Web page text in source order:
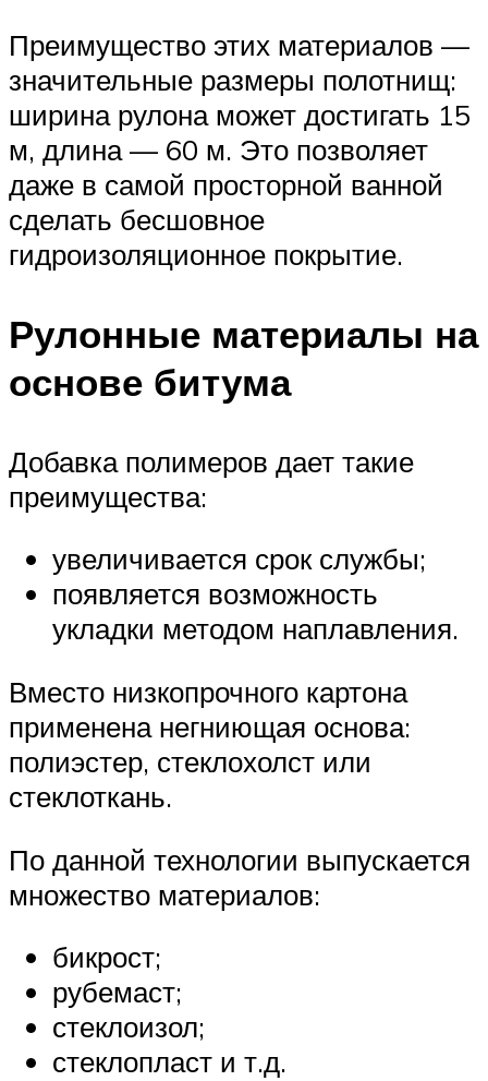
Преимущество этих материалов —
значительные размеры полотнищ:
ширина рулона может достигать 15
м, длина — 60 м. Это позволяет
даже в самой просторной ванной
сделать бесшовное
гидроизоляционное покрытие.
Рулонные материалы на
основе битума
Добавка полимеров дает такие
преимущества:
увеличивается срок службы;
появляется возможность
укладки методом наплавления.
Вместо низкопрочного картона
применена негниющая основа:
полиэстер, стеклохолст или
стеклоткань.
По данной технологии выпускается
множество материалов:
бикрост;
рубемаст;
стеклоизол;
стеклопласт и т.д.